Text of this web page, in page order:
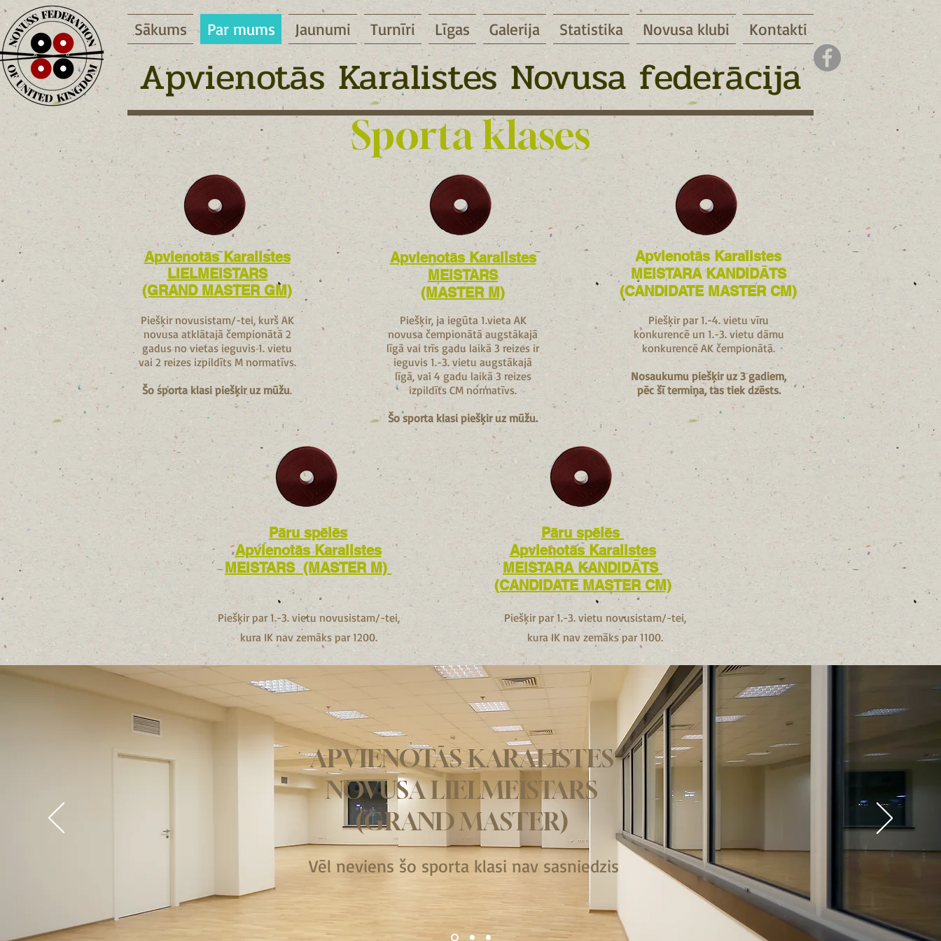
Sākums Par mums Jaunumi Turnīri Līgas Galerija Statistika Novusa klubi Kontakti
Apvienotās Karalistes Novusa federācija
Sporta klases
Apvienotās Karalistes
LIELMEISTARS
(GRAND MASTER GM)
Apvienotās Karalistes
MEISTARS
(MASTER M)
Apvienotās Karalistes
MEISTARA KANDIDĀTS
(CANDIDATE MASTER CM)
Piešķir novusistam/-tei, kurš AK
novusa atklātajā čempionātā 2
gadus no vietas ieguvis 1. vietu
vai 2 reizes izpildīts M normatīvs.
Šo sporta klasi piešķir uz mūžu.
Piešķir, ja iegūta 1.vieta AK
novusa čempionātā augstākajā
līgā vai trīs gadu laikā 3 reizes ir
ieguvis 1.-3. vietu augstākajā
līgā, vai 4 gadu laikā 3 reizes
izpildīts CM normatīvs.
Šo sporta klasi piešķir uz mūžu.
Piešķir par 1.-4. vietu vīru
konkurencē un 1.-3. vietu dāmu
konkurencē AK čempionātā.
Nosaukumu piešķir uz 3 gadiem,
pēc šī termiņa, tas tiek dzēsts.
Pāru spēlēs
Apvienotās Karalistes
MEISTARS (MASTER M)
Pāru spēlēs
Apvienotās Karalistes
MEISTARA KANDIDĀTS
(CANDIDATE MASTER CM)
Piešķir par 1.-3. vietu novusistam/-tei,
kura IK nav zemāks par 1200.
Piešķir par 1.-3. vietu novusistam/-tei,
kura IK nav zemāks par 1100.
APVIENOTĀS KARALISTES
NOVUSA LIELMEISTARS
(GRAND MASTER)
Vēl neviens šo sporta klasi nav sasniedzis